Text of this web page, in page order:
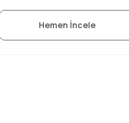
Hemen İncele